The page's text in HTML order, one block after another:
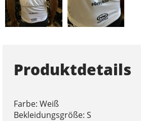
Produktdetails
Farbe: Weiß
Bekleidungsgröße: S